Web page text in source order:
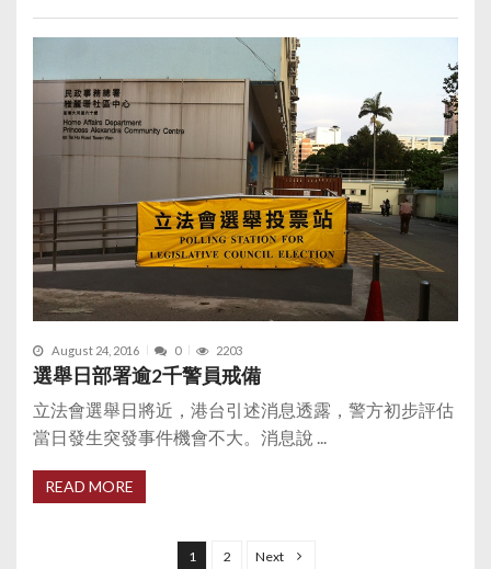
August 24, 2016 0 2203
選舉日部署逾2千警員戒備
立法會選舉日將近，港台引述消息透露，警方初步評估
當日發生突發事件機會不大。消息說 ...
READ MORE
1 2 Next